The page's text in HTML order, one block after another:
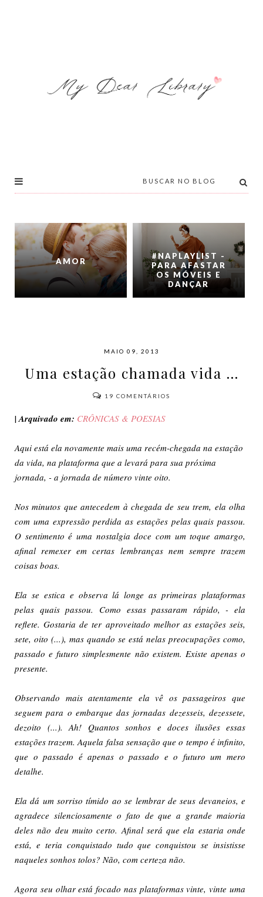
AMOR
#NAPLAYLIST -
PARA AFASTAR
OS MÓVEIS E
DANÇAR
MAIO 09, 2013
Uma estação chamada vida ...
19 COMENTÁRIOS
| Arquivado em: CRÔNICAS & POESIAS
Aqui está ela novamente mais uma recém-chegada na estação
da vida, na plataforma que a levará para sua próxima
jornada, - a jornada de número vinte oito.
Nos minutos que antecedem à chegada de seu trem, ela olha
com uma expressão perdida as estações pelas quais passou.
O sentimento é uma nostalgia doce com um toque amargo,
afinal remexer em certas lembranças nem sempre trazem
coisas boas.
Ela se estica e observa lá longe as primeiras plataformas
pelas quais passou. Como essas passaram rápido, - ela
reflete. Gostaria de ter aproveitado melhor as estações seis,
sete, oito (...), mas quando se está nelas preocupações como,
passado e futuro simplesmente não existem. Existe apenas o
presente.
Observando mais atentamente ela vê os passageiros que
seguem para o embarque das jornadas dezesseis, dezessete,
dezoito (...). Ah! Quantos sonhos e doces ilusões essas
estações trazem. Aquela falsa sensação que o tempo é infinito,
que o passado é apenas o passado e o futuro um mero
detalhe.
Ela dá um sorriso tímido ao se lembrar de seus devaneios, e
agradece silenciosamente o fato de que a grande maioria
deles não deu muito certo. Afinal será que ela estaria onde
está, e teria conquistado tudo que conquistou se insistisse
naqueles sonhos tolos? Não, com certeza não.
Agora seu olhar está focado nas plataformas vinte, vinte uma